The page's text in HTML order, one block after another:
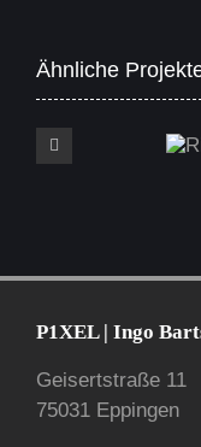
Ähnliche
P1XEL | Ingo
Geisertstraße 11
75031 Eppingen